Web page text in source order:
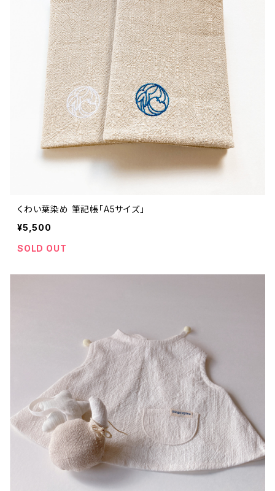
くわい葉染め 筆記帳「A5サイズ」
¥5,500
SOLD OUT